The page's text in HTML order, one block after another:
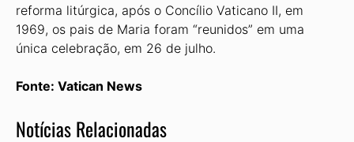
reforma litúrgica, após o Concílio Vaticano II, em
1969, os pais de Maria foram “reunidos” em uma
única celebração, em 26 de julho.
Fonte: Vatican News
Notícias Relacionadas